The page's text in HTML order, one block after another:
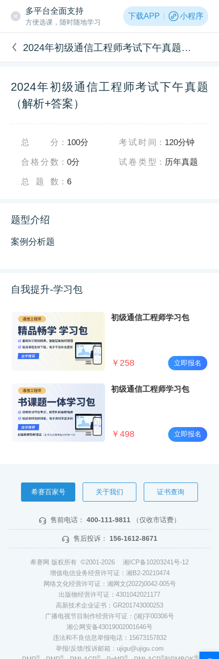
多平台全面支持
方便选课，随时随地学习
下载APP 小程序
2024年初级通信工程师考试下午真题（解析+答案）
2024年初级通信工程师考试下午真题
（解析+答案）
总分 ： 100分
合格分数 ：0分
总题数 ：6
考试时间 ： 120分钟
试卷类型 ： 历年真题
题型介绍
案例分析题
自我提升-学习包
初级通信工程师学习包
￥ 258 立即报名
初级通信工程师学习包
￥ 498 立即报名
希赛百家号 关于我们 证书查询
售前电话： 400-111-9811 （仅收市话费）
售后投诉： 156-1612-8671
希赛网 版权所有 ©2001-2026 湘ICP备10203241号-12
增值电信业务经营许可证：湘B2-20210474
网络文化经营许可证：湘网文(2022)0042-005号
出版物经营许可证：4301042021177
高新技术企业证书：GR201743000253
广播电视节目制作经营许可证：(湘)字00306号
湘公网安备43019002001646号
违法和不良信息举报电话：15673157832
举报/反馈/投诉邮箱：ujigu@ujigu.com
® ® ® ® ® ®